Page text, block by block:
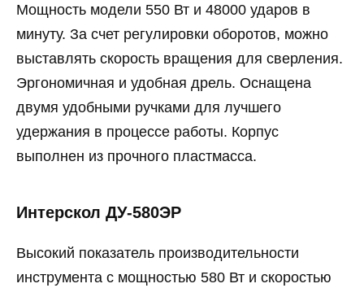
Мощность модели 550 Вт и 48000 ударов в
минуту. За счет регулировки оборотов, можно
выставлять скорость вращения для сверления.
Эргономичная и удобная дрель. Оснащена
двумя удобными ручками для лучшего
удержания в процессе работы. Корпус
выполнен из прочного пластмасса.
Интерскол ДУ-580ЭР
Высокий показатель производительности
инструмента с мощностью 580 Вт и скоростью